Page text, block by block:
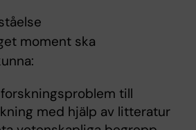
moment ska
till
med hjälp av litteratur